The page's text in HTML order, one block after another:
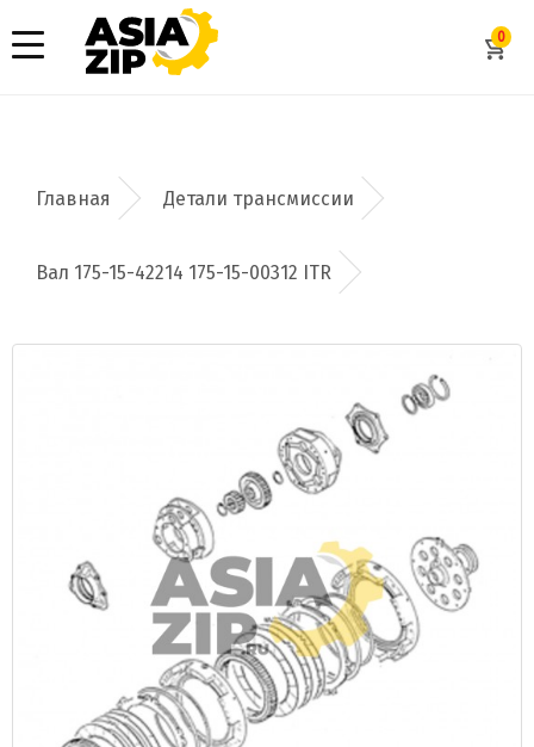
0
Добавить заявку
Допустимые форматы: .xls, .xlsx
Детали трансмиссии
Вал 175-15-42214 175-15-00312 ITR